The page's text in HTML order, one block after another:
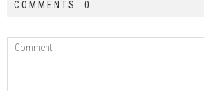
COMMENTS: 0